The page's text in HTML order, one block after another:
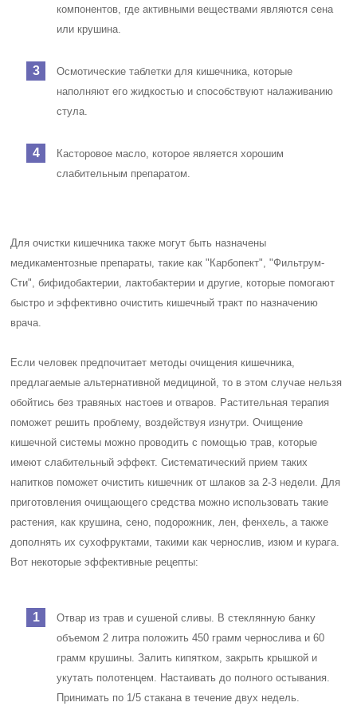
компонентов, где активными веществами являются сена
или крушина.
Осмотические таблетки для кишечника, которые
наполняют его жидкостью и способствуют налаживанию
стула.
Касторовое масло, которое является хорошим
слабительным препаратом.
Для очистки кишечника также могут быть назначены
медикаментозные препараты, такие как "Карбопект", "Фильтрум-
Сти", бифидобактерии, лактобактерии и другие, которые помогают
быстро и эффективно очистить кишечный тракт по назначению
врача.
Если человек предпочитает методы очищения кишечника,
предлагаемые альтернативной медициной, то в этом случае нельзя
обойтись без травяных настоев и отваров. Растительная терапия
поможет решить проблему, воздействуя изнутри. Очищение
кишечной системы можно проводить с помощью трав, которые
имеют слабительный эффект. Систематический прием таких
напитков поможет очистить кишечник от шлаков за 2-3 недели. Для
приготовления очищающего средства можно использовать такие
растения, как крушина, сено, подорожник, лен, фенхель, а также
дополнять их сухофруктами, такими как чернослив, изюм и курага.
Вот некоторые эффективные рецепты:
Отвар из трав и сушеной сливы. В стеклянную банку
объемом 2 литра положить 450 грамм чернослива и 60
грамм крушины. Залить кипятком, закрыть крышкой и
укутать полотенцем. Настаивать до полного остывания.
Принимать по 1/5 стакана в течение двух недель.